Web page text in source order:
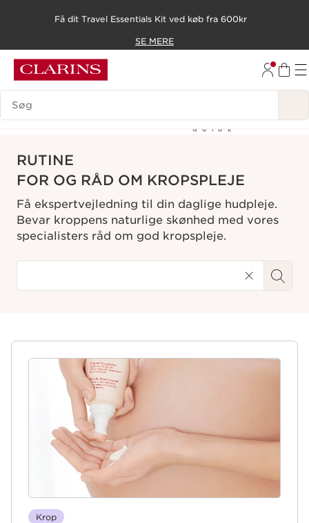
HOP TIL INDHOLD
GÅ TIL BUND
Få dit Travel Essentials Kit ved køb fra 600kr
SE MERE
SØGEVINDUE
GUIDE
RUTINE
FOR OG RÅD OM KROPSPLEJE
Få ekspertvejledning til din daglige hudpleje.
Bevar kroppens naturlige skønhed med vores
specialisters råd om god kropspleje.
Krop